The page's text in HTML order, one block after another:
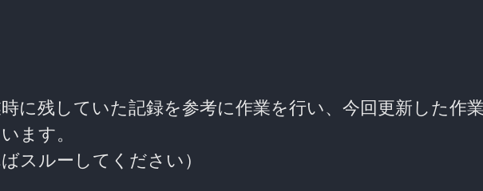
に残していた記録を参考に作業を行い、今回更新した作
ます。
スルーしてください）